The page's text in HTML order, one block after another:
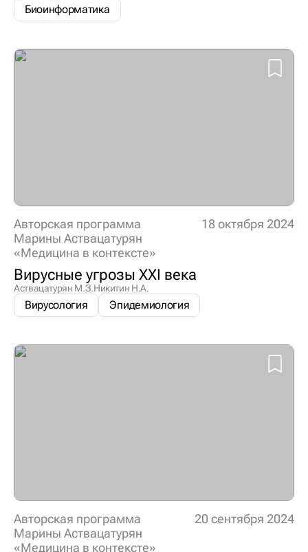
Биоинформатика
Авторская программа
Марины Аствацатурян
«Медицина в контексте»
18 октября 2024
Вирусные угрозы XXI века
Аствацатурян М.З.Никитин Н.А.
Вирусология Эпидемиология
Авторская программа
Марины Аствацатурян
«Медицина в контексте»
20 сентября 2024